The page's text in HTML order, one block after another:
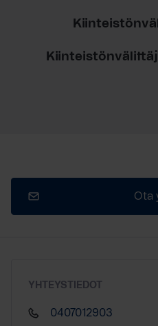
Ota
YHTEYSTIEDOT
0407012903